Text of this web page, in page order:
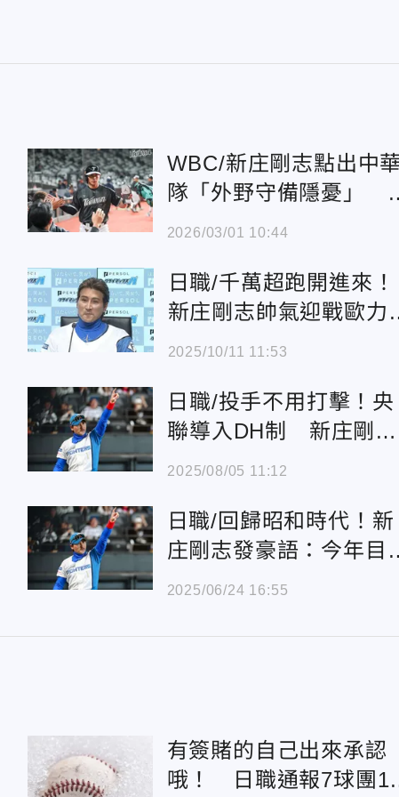
WBC/新庄剛志點出中
隊「外野守備隱憂」
傑憲：沒絕對標準
2026/03/01 10:44
日職/千萬超跑開進來！
新庄剛志帥氣迎戰歐力
士 「光發動就花20分
2025/10/11 11:53
日職/投手不用打擊！央
聯導入DH制 新庄剛
志：洋聯可暫停3年
2025/08/05 11:12
日職/回歸昭和時代！新
庄剛志發豪語：今年目
21場完投
2025/06/24 16:55
有簽賭的自己出來承認
哦！ 日職通報7球團